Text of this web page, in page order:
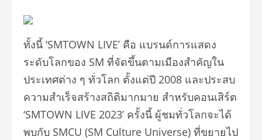
ทั้งนี้ ‘SMTOWN LIVE’ คือ แบรนด์การแสดง
ระดับโลกของ SM ที่จัดขึ้นตามเมืองสำคัญใน
ประเทศต่าง ๆ ทั่วโลก ตั้งแต่ปี 2008 และประสบ
ความสำเร็จสร้างสถิติมากมาย สำหรับคอนเสิร์ต
‘SMTOWN LIVE 2023’ ครั้งนี้ ผู้ชมทั่วโลกจะได้
พบกับ SMCU (SM Culture Universe) ที่ขยายไป